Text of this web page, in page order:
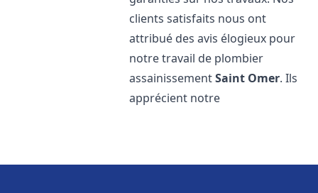
clients satisfaits nous ont
attribué des avis élogieux pour
notre travail de plombier
assainissementSaint Omer. Ils
apprécient notre